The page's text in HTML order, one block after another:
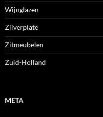
Wijnglazen
Zilverplate
Zitmeubelen
Zuid-Holland
META